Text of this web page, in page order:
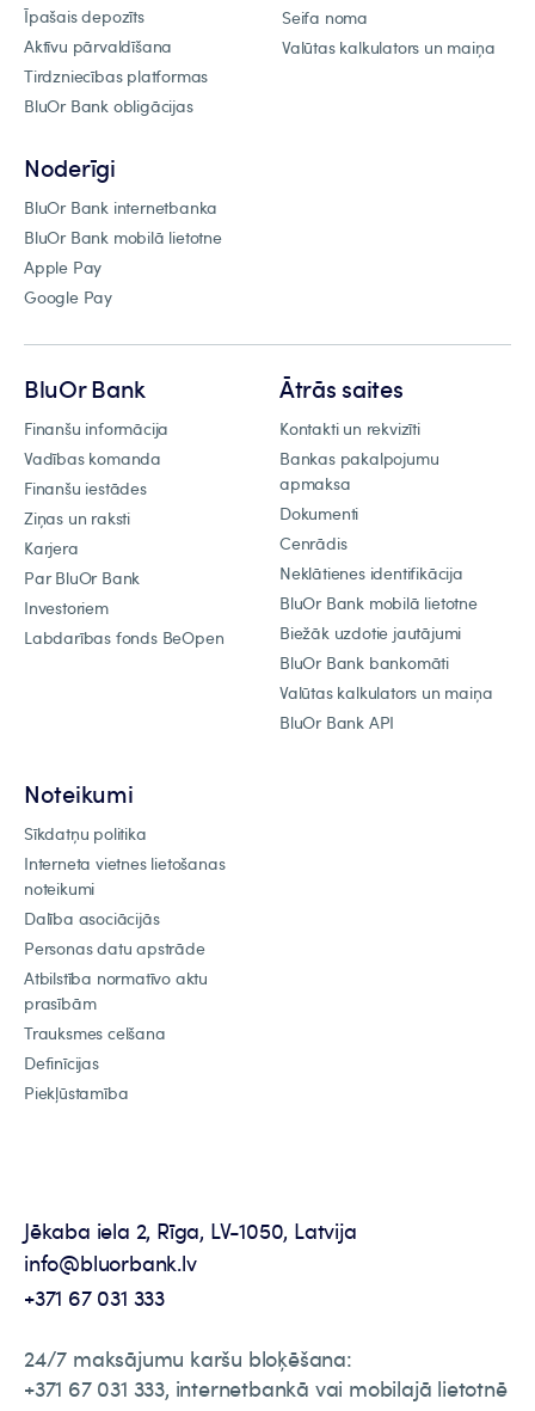
Īpašais depozīts
Aktīvu pārvaldīšana
Tirdzniecības platformas
BluOr Bank obligācijas
Seifa noma
Valūtas kalkulators un maiņa
Noderīgi
BluOr Bank internetbanka
BluOr Bank mobilā lietotne
Apple Pay
Google Pay
BluOr Bank
Finanšu informācija
Vadības komanda
Finanšu iestādes
Ziņas un raksti
Karjera
Par BluOr Bank
Investoriem
Labdarības fonds BeOpen
Ātrās saites
Kontakti un rekvizīti
Bankas pakalpojumu
apmaksa
Dokumenti
Cenrādis
Neklātienes identifikācija
BluOr Bank mobilā lietotne
Biežāk uzdotie jautājumi
BluOr Bank bankomāti
Valūtas kalkulators un maiņa
BluOr Bank API
Noteikumi
Sīkdatņu politika
Interneta vietnes lietošanas
noteikumi
Dalība asociācijās
Personas datu apstrāde
Atbilstība normatīvo aktu
prasībām
Trauksmes celšana
Definīcijas
Piekļūstamība
Jēkaba iela 2, Rīga, LV-1050, Latvija
info@bluorbank.lv
+371 67 031 333
24/7 maksājumu karšu bloķēšana:
+371 67 031 333, internetbankā vai mobilajā lietotnē